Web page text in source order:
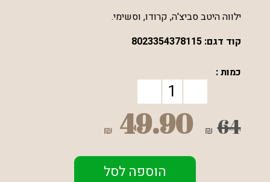
ילווה היטב סביצ'ה, קרודו, וסשימי.
קוד דגם:8023354378115
כמות :
64
₪
49.90
₪
הוספה לסל